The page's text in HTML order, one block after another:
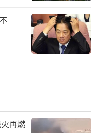
再燃